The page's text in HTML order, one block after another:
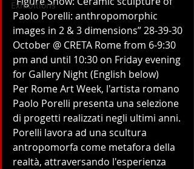
Exhibitions
Paolo Porelli: anthropomorphic
images in 2 & 3 dimensions” 28-39-30
October @ CRETA Rome from 6-9:30
pm and until 10:30 on Friday evening
for Gallery Night (English below)
Per Rome Art Week, l'artista romano
Paolo Porelli presenta una selezione
di progetti realizzati negli ultimi anni.
Porelli lavora ad una scultura
antropomorfa come metafora della
realtà, attraversando l'esperienza